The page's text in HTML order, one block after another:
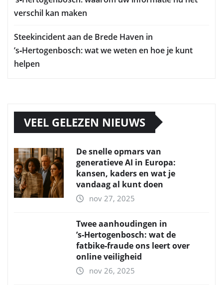
verschil kan maken
Steekincident aan de Brede Haven in
’s‑Hertogenbosch: wat we weten en hoe je kunt
helpen
VEEL GELEZEN NIEUWS
De snelle opmars van
generatieve AI in Europa:
kansen, kaders en wat je
vandaag al kunt doen
nov 27, 2025
Twee aanhoudingen in
’s‑Hertogenbosch: wat de
fatbike‑fraude ons leert over
online veiligheid
nov 26, 2025